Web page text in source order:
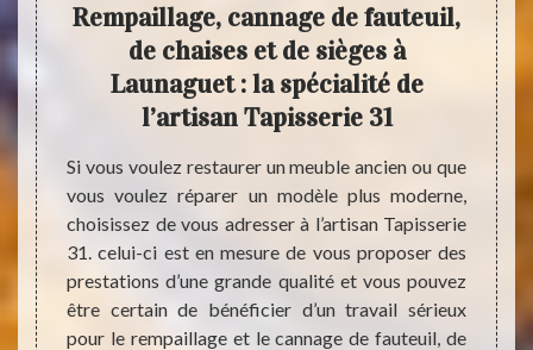
et
son
un
de
les
les
un
Rempaillage, cannage de fauteuil,
de chaises et de sièges à
Launaguet : la spécialité de
l’artisan Tapisserie 31
Si vous voulez restaurer un meuble ancien ou que
vous voulez réparer un modèle plus moderne,
choisissez de vous adresser à l’artisan Tapisserie
31. celui-ci est en mesure de vous proposer des
prestations d’une grande qualité et vous pouvez
être certain de bénéficier d’un travail sérieux
pour le rempaillage et le cannage de fauteuil, de